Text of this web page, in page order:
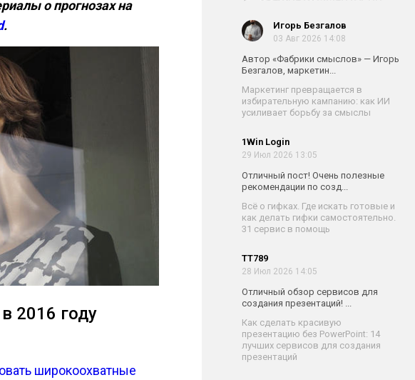
Игорь Безгалов
03 Авг 2026 14:08
Автор «Фабрики смыслов» — Игорь
Безгалов, маркетин...
Маркетинг превращается в
избирательную кампанию: как ИИ
усиливает борьбу за смыслы
1Win Login
29 Июл 2026 13:05
Отличный пост! Очень полезные
рекомендации по созд...
Всё о гифках. Где искать готовые и
как делать гифки самостоятельно.
31 сервис в помощь
TT789
28 Июл 2026 14:05
Отличный обзор сервисов для
создания презентаций! ...
Как сделать красивую
презентацию без PowerPoint: 14
лучших сервисов для создания
презентаций
о прогнозах на
.
2016 году
широкоохватные